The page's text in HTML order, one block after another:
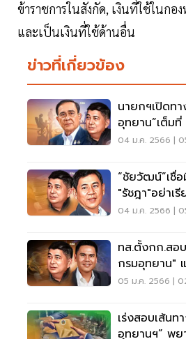
ข้าราชการในสังกัด, เงินที่ใช้ในกอ
และเป็นเงินที่ใช้ด้านอื่น
ข่าวที่เกี่ยวข้อง
นายกฯเปิดท
อุทยาน”เต็ม
04 ม.ค. 2566 |
“ชัยวัฒน์”เชื่
"รัชฎา"อย่าเรี
04 ม.ค. 2566 |
ทส.ตั้งกก.สอ
กรมอุทยาน"
05 ม.ค. 2566 |
เร่งสอบเส้นท
อุทยานฯ” พ